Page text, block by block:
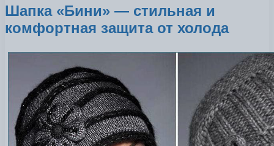
Шапка «Бини» — стильная и
комфортная защита от холода